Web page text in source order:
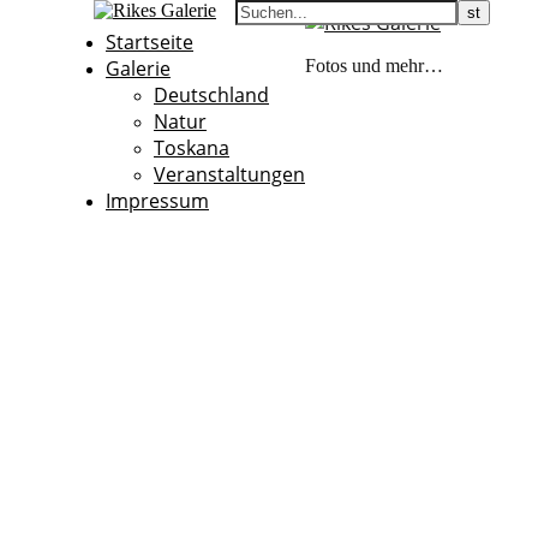
Startseite
Galerie
Deutschland
Natur
Toskana
Veranstaltungen
Impressum
Fotos und mehr…